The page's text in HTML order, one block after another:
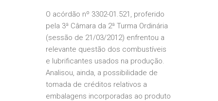
O acórdão nº 3302-01.521, proferido
pela 3ª Câmara da 2ª Turma Ordinária
(sessão de 21/03/2012) enfrentou a
relevante questão dos combustíveis
e lubrificantes usados na produção.
Analisou, ainda, a possibilidade de
tomada de créditos relativos a
embalagens incorporadas ao produto